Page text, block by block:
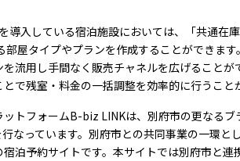
導入している宿泊施設においては、「共通在
屋タイプやプランを作成することができま
流用し手間なく販売チャネルを広げること
で残室・料金の一括調整を効率的に行うこと
トフォームB-biz LINKは、別府市の更なる
なっています。別府市との共同事業の一環と
泊予約サイトです。本サイトでは別府市と